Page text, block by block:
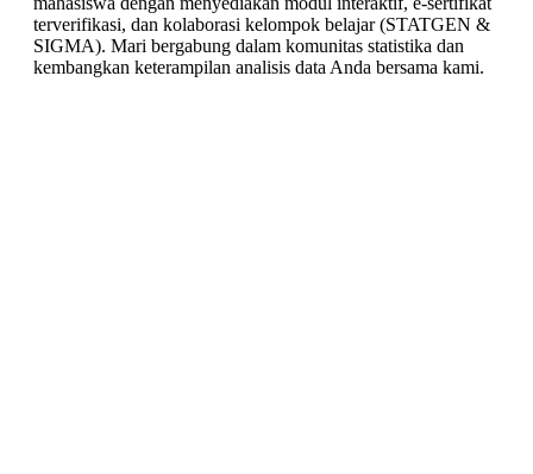
terverifikasi, dan kolaborasi kelompok belajar (STATGEN &
SIGMA). Mari bergabung dalam komunitas statistika dan
kembangkan keterampilan analisis data Anda bersama kami.